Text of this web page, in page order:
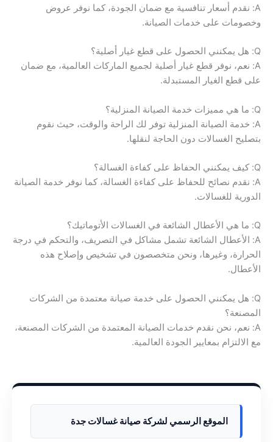
A: نقدم أسعار تنافسية مع ضمان الجودة، كما نوفر عروض
وخصومات على خدمات الصيانة.
Q: هل يمكنني الحصول على قطع غيار أصلية؟
A: نعم، نوفر قطع غيار أصلية لجميع الماركات العالمية، مع ضمان
على قطع الغيار المستبدلة.
Q: ما هي مميزات خدمة الصيانة المنزلية؟
A: خدمة الصيانة المنزلية توفر لك الراحة والوقت، حيث نقوم
بتصليح الغسالات دون الحاجة لنقلها.
Q: كيف يمكنني الحفاظ على كفاءة الغسالة؟
A: نقدم نصائح للحفاظ على كفاءة الغسالة، كما نوفر خدمة الصيانة
الدورية للغسالات.
Q: ما هي الأعطال الشائعة في الغسالات الأتوماتيك؟
A: الأعطال الشائعة تشمل مشاكل في التصريف، والتحكم في درجة
الحرارة، وغيرها، ونحن متخصصون في تشخيص وإصلاح هذه
الأعطال.
Q: هل يمكنني الحصول على خدمة صيانة معتمدة من الشركات
المصنعة؟
A: نعم، نحن نقدم خدمات الصيانة المعتمدة من الشركات المصنعة،
مع الالتزام بمعايير الجودة العالمية.
الموقع الرسمي لشركة صيانة غسالات جدة